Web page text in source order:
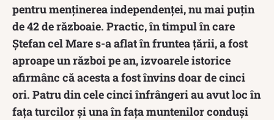
pentru menținerea independenței, nu mai puțin
de 42 de războaie. Practic, în timpul în care
Ștefan cel Mare s-a aflat în fruntea țării, a fost
aproape un război pe an, izvoarele istorice
afirmânc că acesta a fost învins doar de cinci
ori. Patru din cele cinci înfrângeri au avut loc în
fața turcilor și una în fața muntenilor conduși